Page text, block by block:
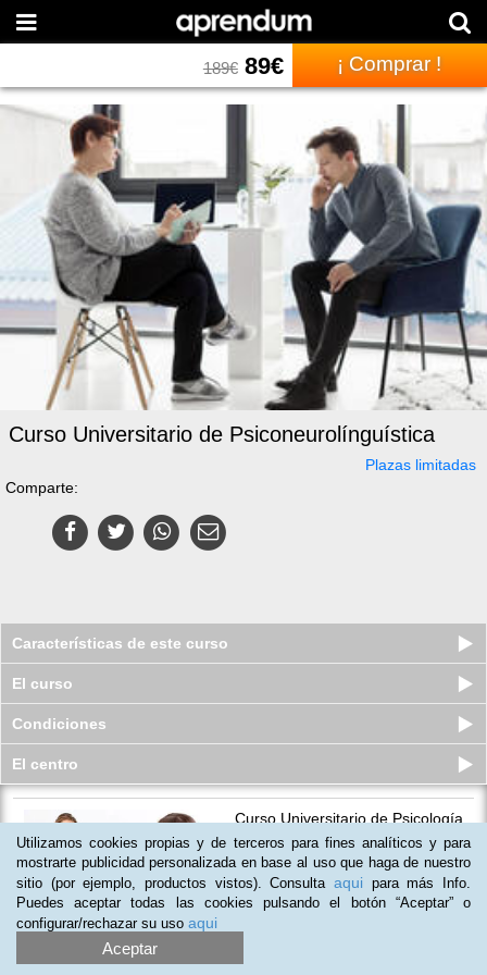
189€89€ ¡ Comprar !
Curso Universitario de Psiconeurolínguística
Plazas limitadas
Comparte:
Características de este curso
El curso
Condiciones
El centro
Curso Universitario de Psicología
Terapéutica y Conductual
Plazas limitadas
€ 89€
Utilizamos cookies propias y de terceros para fines analíticos y para
mostrarte publicidad personalizada en base al uso que haga de nuestro
sitio (por ejemplo, productos vistos). Consulta aqui para más Info.
Puedes aceptar todas las cookies pulsando el botón “Aceptar” o
configurar/rechazar su uso aqui
Aceptar